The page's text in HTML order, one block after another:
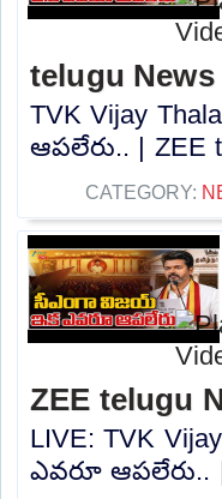
telugu News
TVK Vijay
ఆపలేరు.. | ZEE
CATEGORY:
ZEE telugu
LIVE: TVK
ఎవరూ ఆపలేరు.. |